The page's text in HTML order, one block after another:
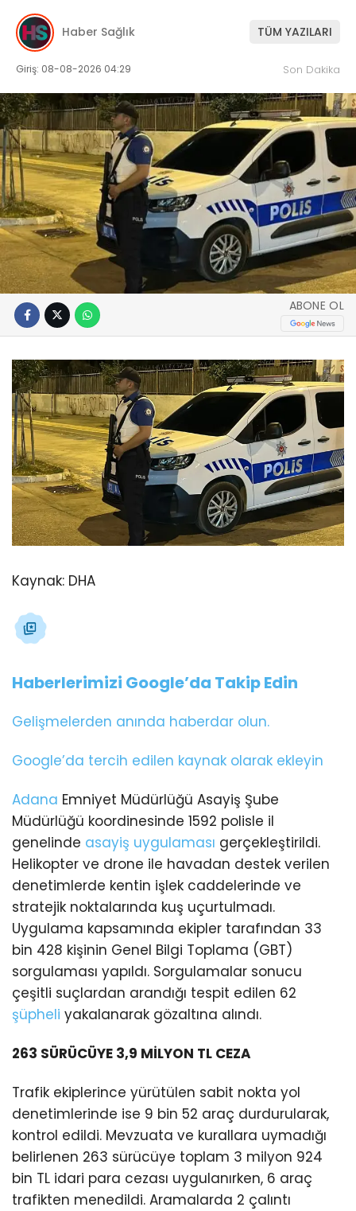
Haber Sağlık TÜM YAZILARI
Giriş: 08-08-2026 04:29 Son Dakika
ABONE OL
Kaynak: DHA
Haberlerimizi Google’da Takip Edin
Gelişmelerden anında haberdar olun.
Google’da tercih edilen kaynak olarak ekleyin
Adana Emniyet Müdürlüğü Asayiş Şube
Müdürlüğü koordinesinde 1592 polisle il
genelinde asayiş uygulaması gerçekleştirildi.
Helikopter ve drone ile havadan destek verilen
denetimlerde kentin işlek caddelerinde ve
stratejik noktalarında kuş uçurtulmadı.
Uygulama kapsamında ekipler tarafından 33
bin 428 kişinin Genel Bilgi Toplama (GBT)
sorgulaması yapıldı. Sorgulamalar sonucu
çeşitli suçlardan arandığı tespit edilen 62
şüpheli yakalanarak gözaltına alındı.
263 SÜRÜCÜYE 3,9 MİLYON TL CEZA
Trafik ekiplerince yürütülen sabit nokta yol
denetimlerinde ise 9 bin 52 araç durdurularak,
kontrol edildi. Mevzuata ve kurallara uymadığı
belirlenen 263 sürücüye toplam 3 milyon 924
bin TL idari para cezası uygulanırken, 6 araç
trafikten menedildi. Aramalarda 2 çalıntı